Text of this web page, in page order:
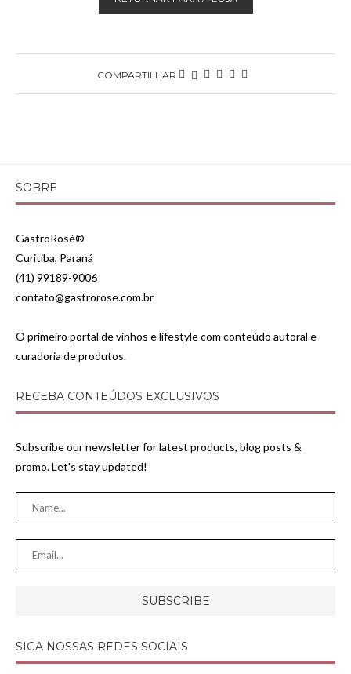
COMPARTILHAR
SOBRE
GastroRosé®
Curitiba, Paraná
(41) 99189-9006
contato@gastrorose.com.br
O primeiro portal de vinhos e lifestyle com conteúdo autoral e
curadoria de produtos.
RECEBA CONTEÚDOS EXCLUSIVOS
Subscribe our newsletter for latest products, blog posts &
promo. Let's stay updated!
SIGA NOSSAS REDES SOCIAIS